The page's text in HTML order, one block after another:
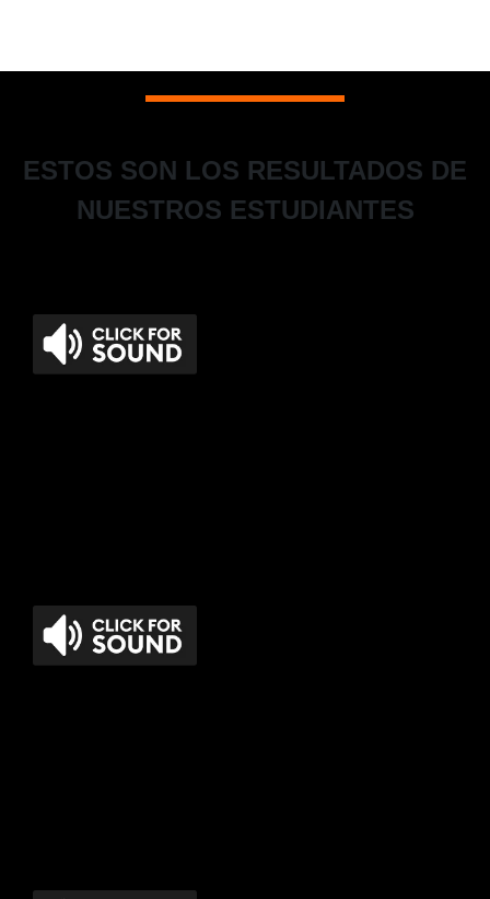
ESTOS SON LOS RESULTADOS DE
NUESTROS ESTUDIANTES